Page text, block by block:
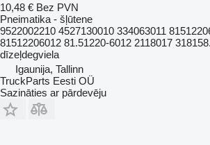
10,48 € Bez PVN
Pneimatika - šļūtene
9522002210 4527130010 334063011
81512206012 81.51220-6012 2118017
dīzeļdegviela
Igaunija, Tallinn
TruckParts Eesti OÜ
Sazināties ar pārdevēju